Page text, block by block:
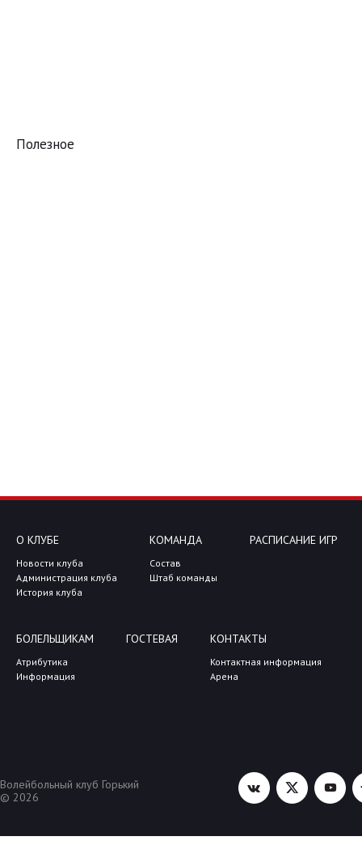
Полезное
О КЛУБЕ
Новости клуба
Администрация клуба
История клуба
КОМАНДА
Состав
Штаб команды
РАСПИСАНИЕ ИГР
БОЛЕЛЬЩИКАМ
Атрибутика
Информация
ГОСТЕВАЯ КОНТАКТЫ
Контактная информация
Арена
Волейбольный клуб Горький
© 2026